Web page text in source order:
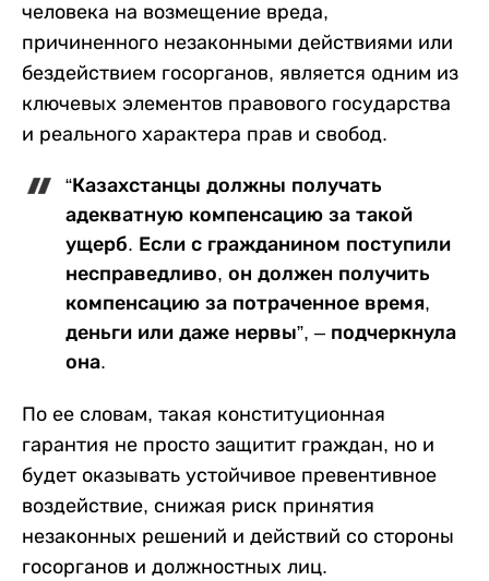
человека на возмещение вреда,
причиненного незаконными действиями или
бездействием госорганов, является одним из
ключевых элементов правового государства
и реального характера прав и свобод.
“Казахстанцы должны получать
адекватную компенсацию за такой
ущерб. Если с гражданином поступили
несправедливо, он должен получить
компенсацию за потраченное время,
деньги или даже нервы”, – подчеркнула
она.
По ее словам, такая конституционная
гарантия не просто защитит граждан, но и
будет оказывать устойчивое превентивное
воздействие, снижая риск принятия
незаконных решений и действий со стороны
госорганов и должностных лиц.